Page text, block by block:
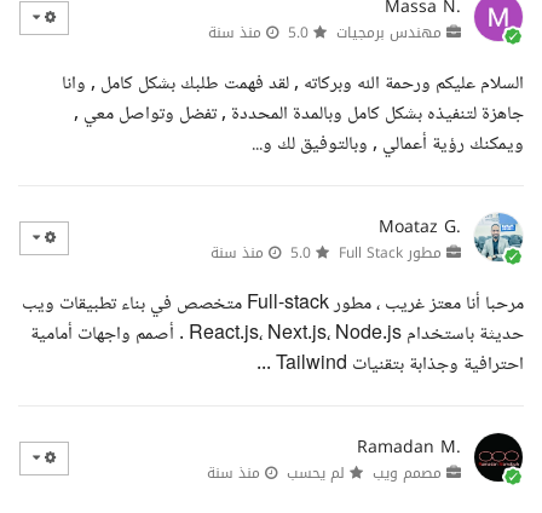
مهندس برمجيات منذ سنة
السلام عليكم ورحمة الله وبركاته , لقد فهمت طلبك بشكل كامل , وانا
جاهزة لتنفيذه بشكل كامل وبالمدة المحددة , تفضل وتواصل معي ,
ويمكنك رؤية أعمالي , وبالتوفيق لك و...
Moataz G.
مطور Full Stack منذ سنة
مرحبا أنا معتز غريب ، مطور Full-stack متخصص في بناء تطبيقات ويب
حديثة باستخدام React.js، Next.js، Node.js . أصمم واجهات أمامية
احترافية وجذابة بتقنيات Tailwind ...
Ramadan M.
مصمم ويب لم يحسب منذ سنة